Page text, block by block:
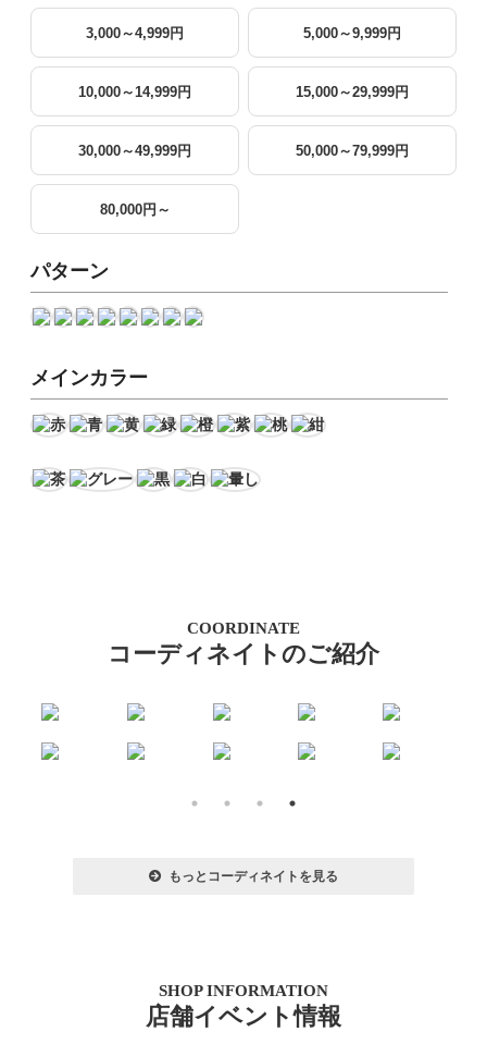
3,000～4,999円 5,000～9,999円
10,000～14,999円 15,000～29,999円
30,000～49,999円 50,000～79,999円
80,000円～
パターン
メインカラー
COORDINATE
コーディネイトのご紹介
もっとコーディネイトを見る
SHOP INFORMATION
店舗イベント情報